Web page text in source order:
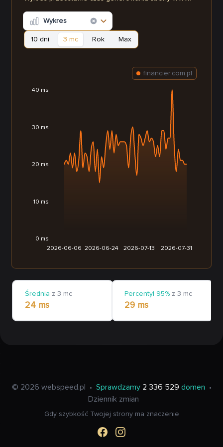
Wykres
10 dni 3 mc Rok Max
2026-06-06 2026-06-24 2026-07-13 2026-07-31
0 ms
10 ms
20 ms
30 ms
40 ms
financier.com.pl
Średnia z 3 mc
24 ms
Percentyl 95% z 3 mc
29 ms
© 2026 webspeed.pl • Sprawdzamy 2 336 529 domen
•
Dziennik zmian
Gdy szybkość Twojej strony ma znaczenie